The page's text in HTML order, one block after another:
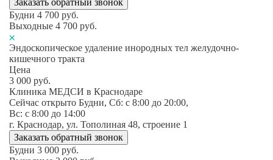
Будни 4 700 руб.
Выходные 4 700 руб.
Эндоскопическое удаление инородных тел желудочно-
кишечного тракта
Цена
3 000 руб.
Клиника МЕДСИ в Краснодаре
Сейчас открыто Будни, Сб: c 8:00 до 20:00,
Вс: c 8:00 до 14:00
г. Краснодар, ул. Тополиная 48, строение 1
Заказать обратный звонок
Будни 3 000 руб.